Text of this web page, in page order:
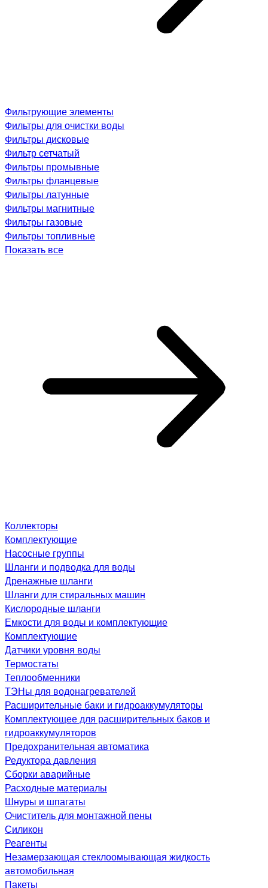
Фильтрующие элементы
Фильтры для очистки воды
Фильтры дисковые
Фильтр сетчатый
Фильтры промывные
Фильтры фланцевые
Фильтры латунные
Фильтры магнитные
Фильтры газовые
Фильтры топливные
Показать все
Коллекторы
Комплектующие
Насосные группы
Шланги и подводка для воды
Дренажные шланги
Шланги для стиральных машин
Кислородные шланги
Емкости для воды и комплектующие
Комплектующие
Датчики уровня воды
Термостаты
Теплообменники
ТЭНы для водонагревателей
Расширительные баки и гидроаккумуляторы
Комплектующее для расширительных баков и
гидроаккумуляторов
Предохранительная автоматика
Редуктора давления
Сборки аварийные
Расходные материалы
Шнуры и шпагаты
Очиститель для монтажной пены
Силикон
Реагенты
Незамерзающая стеклоомывающая жидкость
автомобильная
Пакеты